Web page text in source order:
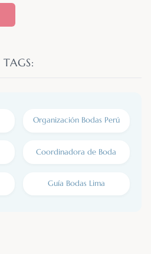
TAGS:
Organización Bodas Perú
Coordinadora de Boda
Guía Bodas Lima